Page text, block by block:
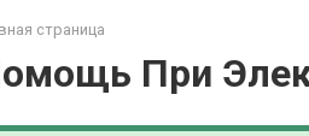
страница
При